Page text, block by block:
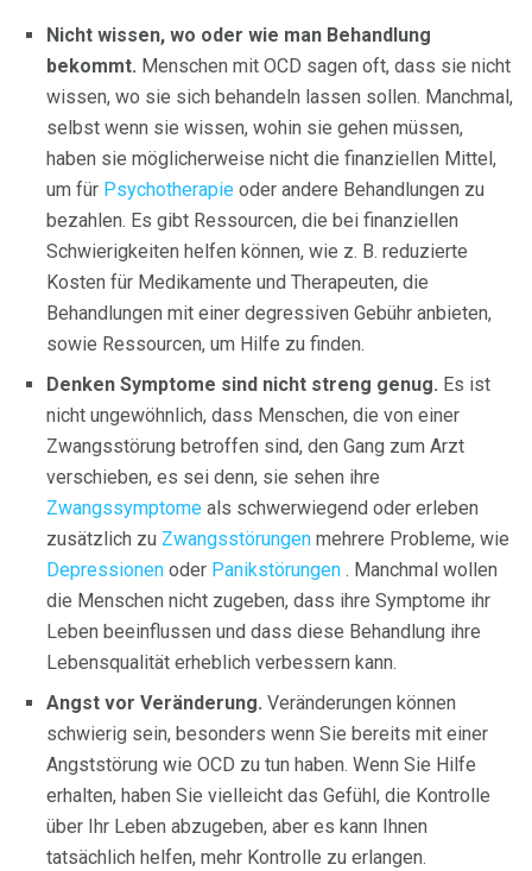
Nicht wissen, wo oder wie man Behandlung
bekommt. Menschen mit OCD sagen oft, dass sie nicht
wissen, wo sie sich behandeln lassen sollen. Manchmal,
selbst wenn sie wissen, wohin sie gehen müssen,
haben sie möglicherweise nicht die finanziellen Mittel,
um für Psychotherapie oder andere Behandlungen zu
bezahlen. Es gibt Ressourcen, die bei finanziellen
Schwierigkeiten helfen können, wie z. B. reduzierte
Kosten für Medikamente und Therapeuten, die
Behandlungen mit einer degressiven Gebühr anbieten,
sowie Ressourcen, um Hilfe zu finden.
Denken Symptome sind nicht streng genug. Es ist
nicht ungewöhnlich, dass Menschen, die von einer
Zwangsstörung betroffen sind, den Gang zum Arzt
verschieben, es sei denn, sie sehen ihre
Zwangssymptome als schwerwiegend oder erleben
zusätzlich zu Zwangsstörungen mehrere Probleme, wie
Depressionen oder Panikstörungen . Manchmal wollen
die Menschen nicht zugeben, dass ihre Symptome ihr
Leben beeinflussen und dass diese Behandlung ihre
Lebensqualität erheblich verbessern kann.
Angst vor Veränderung. Veränderungen können
schwierig sein, besonders wenn Sie bereits mit einer
Angststörung wie OCD zu tun haben. Wenn Sie Hilfe
erhalten, haben Sie vielleicht das Gefühl, die Kontrolle
über Ihr Leben abzugeben, aber es kann Ihnen
tatsächlich helfen, mehr Kontrolle zu erlangen.